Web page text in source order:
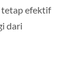
tetap efektif
dari